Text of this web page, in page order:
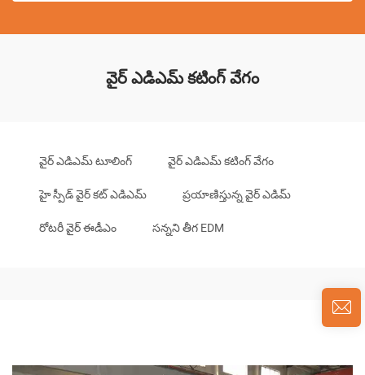
వైర్ ఎడిఎమ్ కటింగ్ వేగం
వైర్ ఎడిఎమ్ టూలింగ్ వైర్ ఎడిఎమ్ కటింగ్ వేగం
హై స్పీడ్ వైర్ కట్ ఎడిఎమ్ ప్రయాణిస్తున్న వైర్ ఎడిమ్
రోటరీ వైర్ ఈడీఎం సన్నని తీగ EDM